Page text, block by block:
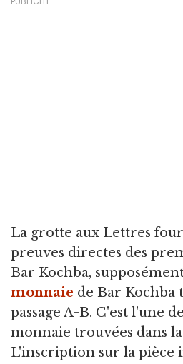
La grotte aux Lettres
preuves directes des
Bar Kochba,
monnaie de Bar Kochba
passage A-B. C'est l'une
monnaie trouvées dans
L'inscription sur la pièce